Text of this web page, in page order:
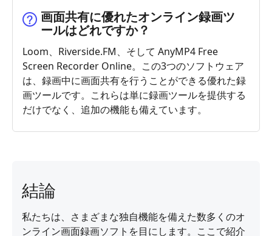
画面共有に優れたオンライン録画ツ
ールはどれですか？
Loom、Riverside.FM、そして AnyMP4 Free
Screen Recorder Online。この3つのソフトウェア
は、録画中に画面共有を行うことができる優れた録
画ツールです。これらは単に録画ツールを提供する
だけでなく、追加の機能も備えています。
結論
私たちは、さまざまな独自機能を備えた数多くのオ
ンライン画面録画ソフトを目にします。ここで紹介